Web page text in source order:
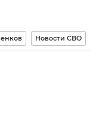
Новости СВО